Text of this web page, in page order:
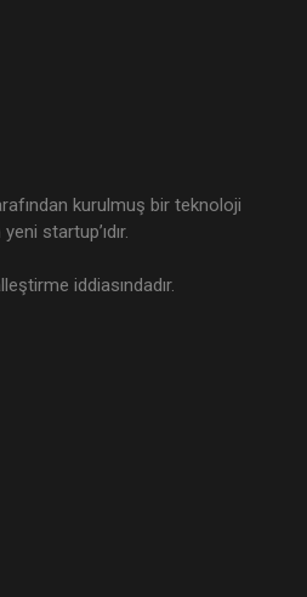
kurulmuş bir teknoloji
startup’ıdır.
iddiasındadır.